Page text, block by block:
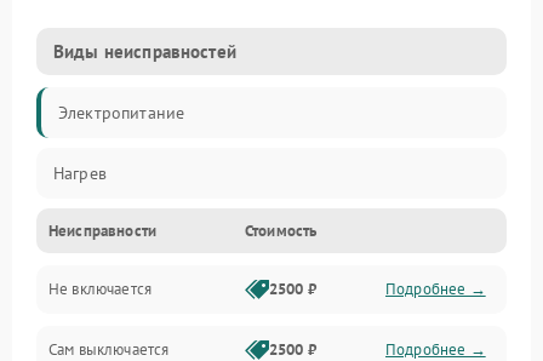
Виды неисправностей
Электропитание
Нагрев
Неисправности Стоимость
Не включается 2500 ₽ Подробнее →
Сам выключается 2500 ₽ Подробнее →